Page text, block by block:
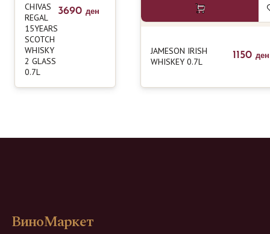
CHIVAS
REGAL
15YEARS
SCOTCH
WHISKY
2 GLASS
0.7L
3690 ден
JAMESON IRISH
WHISKEY 0.7L
1150 ден
ВиноМаркет